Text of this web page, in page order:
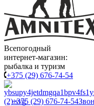
Всепогодный
интернет-магазин:
рыбалка и туризм
+375 (29) 676-74-54
+375 (29) 676-74-54